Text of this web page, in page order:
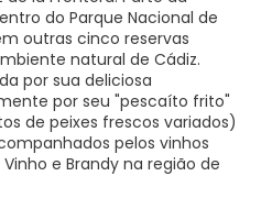
do Parque Nacional de
outras cinco reservas
natural de Cádiz.
por sua deliciosa
por seu "pescaíto frito"
de peixes frescos variados)
pelos vinhos
e Brandy na região de